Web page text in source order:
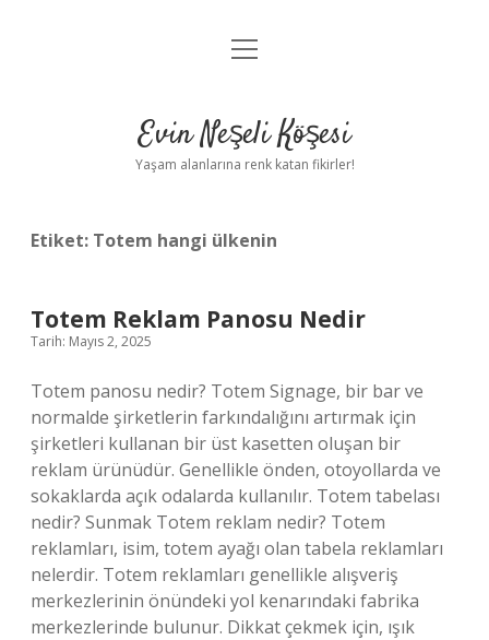
Anasayfa
Yasal Uyarı
menüyü
Evin Neşeli Köşesi
Yaşam alanlarına renk katan fikirler!
Etiket: Totem hangi ülkenin
Totem Reklam Panosu Nedir
Tarih: Mayıs 2, 2025
Totem panosu nedir? Totem Signage, bir bar ve
normalde şirketlerin farkındalığını artırmak için
şirketleri kullanan bir üst kasetten oluşan bir
reklam ürünüdür. Genellikle önden, otoyollarda ve
sokaklarda açık odalarda kullanılır. Totem tabelası
nedir? Sunmak Totem reklam nedir? Totem
reklamları, isim, totem ayağı olan tabela reklamları
nelerdir. Totem reklamları genellikle alışveriş
merkezlerinin önündeki yol kenarındaki fabrika
merkezlerinde bulunur. Dikkat çekmek için, ışık